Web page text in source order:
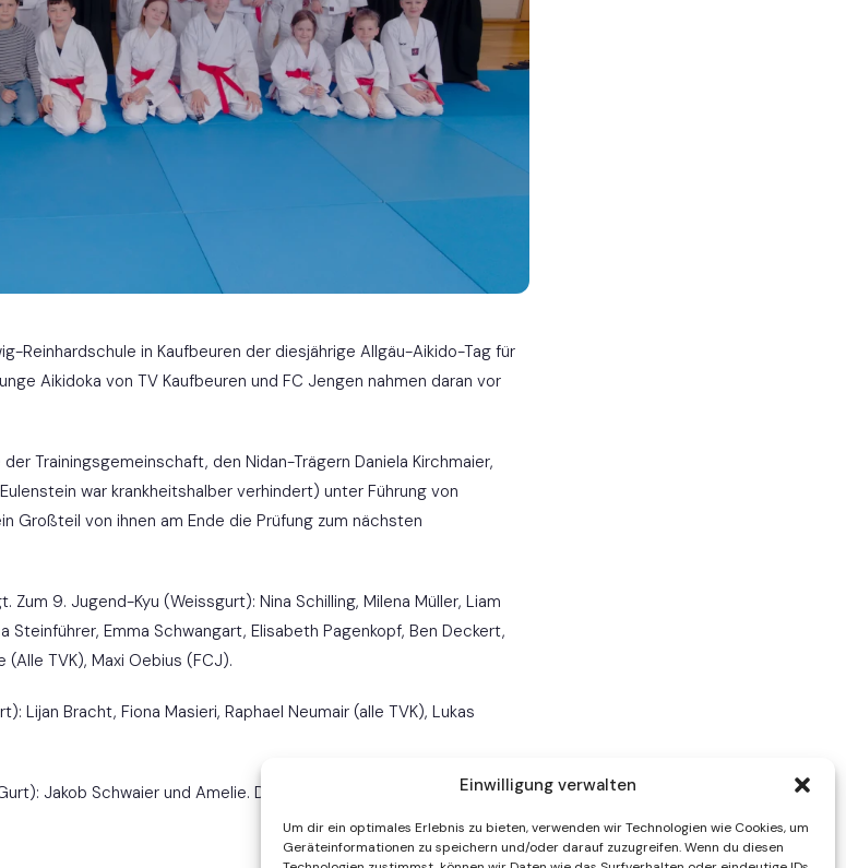
Einwilligung verwalten
Um dir ein optimales Erlebnis zu bieten, verwenden wir Technologien wie Cookies, um
Geräteinformationen zu speichern und/oder darauf zuzugreifen. Wenn du diesen
Reinhardschule in Kaufbeuren der diesjährige Allgäu-Aikido-Tag für
Aikidoka von TV Kaufbeuren und FC Jengen nahmen daran vor
Trainingsgemeinschaft, den Nidan-Trägern Daniela Kirchmaier,
war krankheitshalber verhindert) unter Führung von
Großteil von ihnen am Ende die Prüfung zum nächsten
Zum 9. Jugend-Kyu (Weissgurt): Nina Schilling, Milena Müller, Liam
Steinführer, Emma Schwangart, Elisabeth Pagenkopf, Ben Deckert,
TVK), Maxi Oebius (FCJ).
Lijan Bracht, Fiona Masieri, Raphael Neumair (alle TVK), Lukas
Jakob Schwaier und Amelie. Dainku (TVK). Zum 6. Jugend-Kyu